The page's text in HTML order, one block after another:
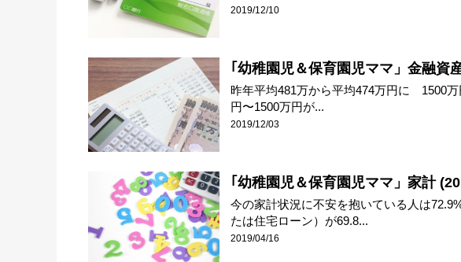
2019/12/10
｢幼稚園児＆保育園児ママ」金融資
昨年平均481万から平均474万円に 1500
円〜1500万円が...
2019/12/03
｢幼稚園児＆保育園児ママ」家計
今の家計状況に不安を抱いている人は
たは住宅ローン）が69.8...
2019/04/16